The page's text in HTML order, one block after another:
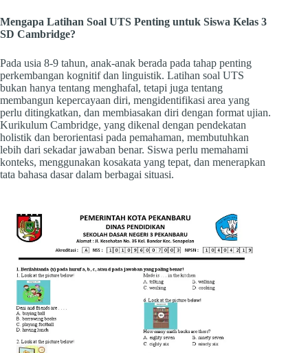
Mengapa Latihan Soal UTS Penting untuk Siswa Kelas 3
SD Cambridge?
Pada usia 8-9 tahun, anak-anak berada pada tahap penting
perkembangan kognitif dan linguistik. Latihan soal UTS
bukan hanya tentang menghafal, tetapi juga tentang
membangun kepercayaan diri, mengidentifikasi area yang
perlu ditingkatkan, dan membiasakan diri dengan format ujian.
Kurikulum Cambridge, yang dikenal dengan pendekatan
holistik dan berorientasi pada pemahaman, membutuhkan
lebih dari sekadar jawaban benar. Siswa perlu memahami
konteks, menggunakan kosakata yang tepat, dan menerapkan
tata bahasa dasar dalam berbagai situasi.